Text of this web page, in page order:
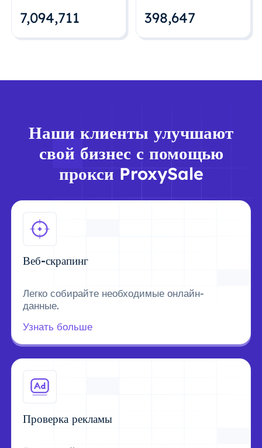
7,094,712 398,648
Наши клиенты улучшают
свой бизнес с помощью
прокси ProxySale
Веб-скрапинг
Легко собирайте необходимые онлайн-
данные.
Узнать больше
Проверка рекламы